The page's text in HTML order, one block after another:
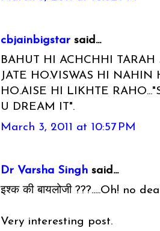
cbjainbigstar said...
BAHUT HI ACHCHHI TARAH
JATE HO.VISWAS HI
HO.AISE HI LIKHTE
U DREAM IT".
March 3, 2011 at 10:57 PM
Dr Varsha Singh said...
इश्क की बायलोजी ???.....Oh! no
Very interesting post.